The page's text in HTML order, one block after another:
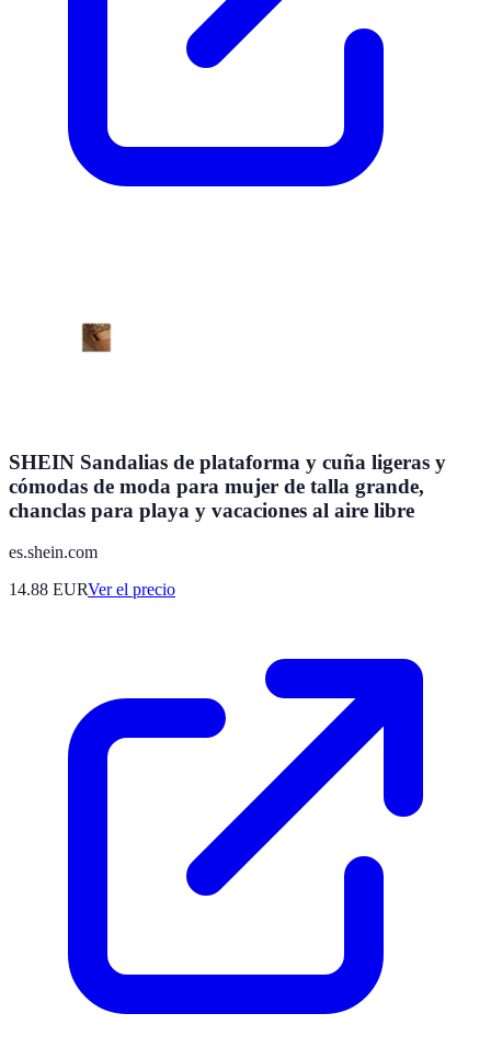
SHEIN Sandalias de plataforma y cuña ligeras y
cómodas de moda para mujer de talla grande,
chanclas para playa y vacaciones al aire libre
es.shein.com
14.88 EURVer el precio